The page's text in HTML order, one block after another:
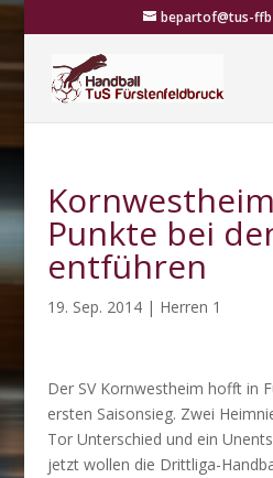
bepartof@tus-
Punkte bei
entführen
19. Sep. 2014| Herren 1
Der SV Kornwestheim hofft in
ersten Saisonsieg. Zwei
Tor Unterschied und ein
jetzt wollen die Drittliga-